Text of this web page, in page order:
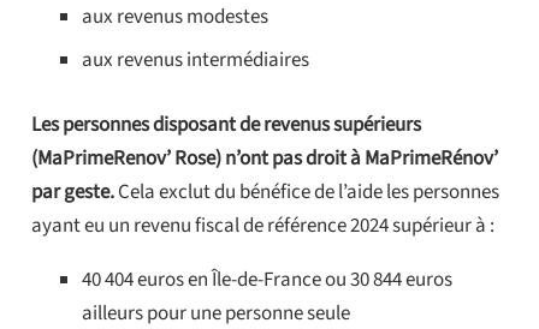
aux revenus modestes
aux revenus intermédiaires
Les personnes disposant de revenus supérieurs
(MaPrimeRenov’ Rose) n’ont pas droit à MaPrimeRénov’
par geste.Cela exclut du bénéfice de l’aide les personnes
ayant eu un revenu fiscal de référence 2024 supérieur à :
40 404 euros en Île-de-France ou 30 844 euros
ailleurs pour une personne seule